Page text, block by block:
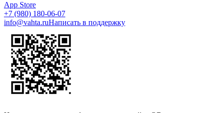
App Store
+7 (980) 180-06-07
info@vahta.ruНаписать в поддержку